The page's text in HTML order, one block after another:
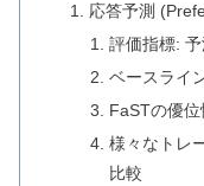
応答予測
評価指標:
ベースライ
FaSTの優位
様々なトレ
比較